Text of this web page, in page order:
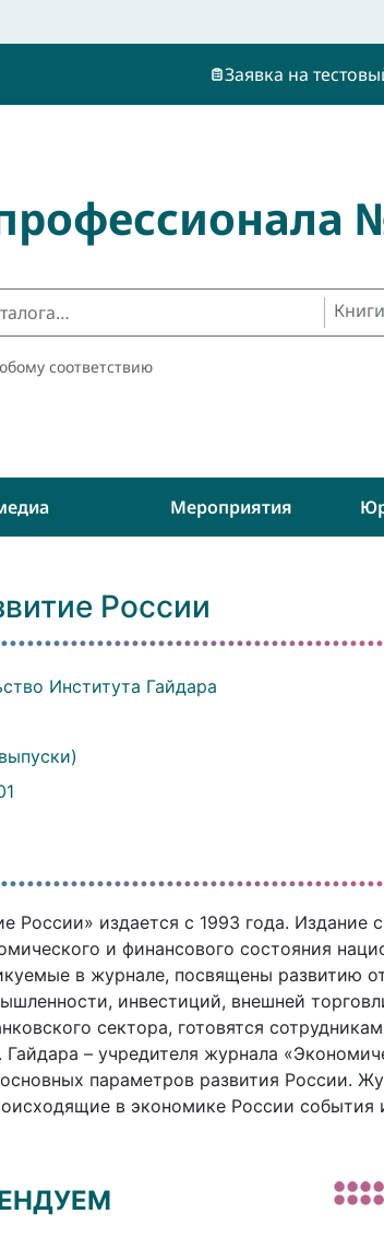
Заявка на
Книги
соответствию
Мероприятия
России
Института Гайдара
России» издается с 1993 года. Издание
и финансового состояния
в журнале, посвящены развитию
инвестиций, внешней
сектора, готовятся
– учредителя журнала
параметров развития России.
в экономике России события